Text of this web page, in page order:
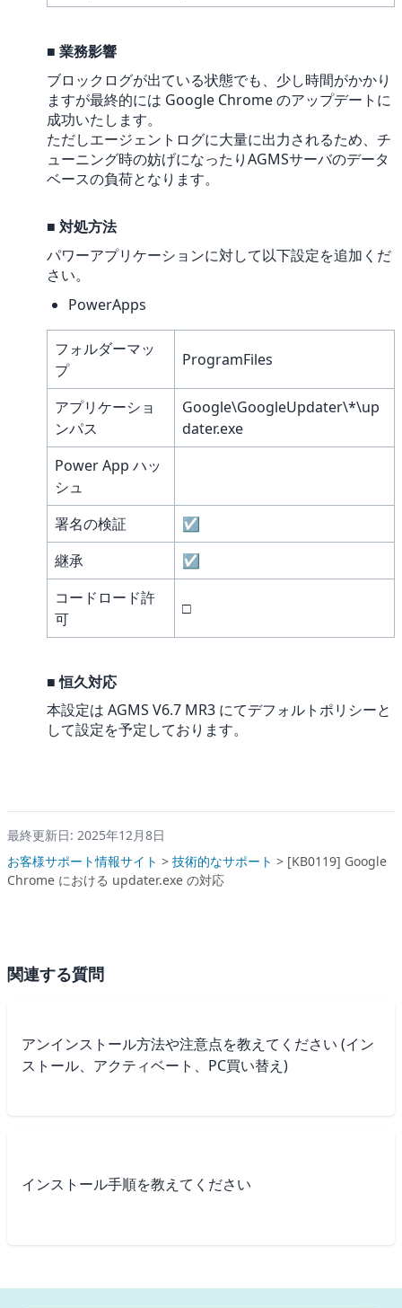
■ 業務影響
ブロックログが出ている状態でも、少し時間がかかり
ますが最終的には Google Chrome のアップデートに
成功いたします。
ただしエージェントログに大量に出力されるため、チ
ューニング時の妨げになったりAGMSサーバのデータ
ベースの負荷となります。
■ 対処方法
パワーアプリケーションに対して以下設定を追加くだ
さい。
PowerApps
フォルダーマッ
プ
ProgramFiles
アプリケーショ
ンパス
Google\GoogleUpdater\*\up
dater.exe
Power App ハッ
シュ
署名の検証
☑
継承
☑
コードロード許
可
□
■恒久対応
本設定は AGMS V6.7 MR3 にてデフォルトポリシーと
して設定を予定しております。
最終更新日: 2025年12月8日
お客様サポート情報サイト > 技術的なサポート > [KB0119] Google
Chrome における updater.exe の対応
関連する質問
アンインストール方法や注意点を教えてください (イン
ストール、アクティベート、PC買い替え)
インストール手順を教えてください